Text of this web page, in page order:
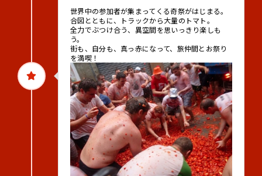
世界中の参加者が集まってくる奇祭がはじまる。
合図とともに、トラックから大量のトマト。
全力でぶつけ合う、異空間を思いっきり楽しも
う。
街も、自分も、真っ赤になって、旅仲間とお祭り
を満喫！